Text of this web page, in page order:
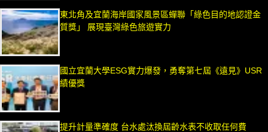
東北角及宜蘭海岸國家風景區蟬聯「綠色目的地認證金
質獎」 展現臺灣綠色旅遊實力
國立宜蘭大學ESG實力爆發，勇奪第七屆《遠見》USR
績優獎
提升計量準確度 台水處汰換屆齡水表不收取任何費